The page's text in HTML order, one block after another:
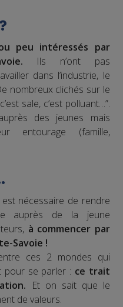
peu intéressés par
Ils n’ont pas
dans l’industrie, le
nombreux clichés sur le
sale, c’est polluant…”.
des jeunes mais
entourage (famille,
nécessaire de rendre
auprès de la jeune
à commencer par
Savoie !
ces 2 mondes qui
pour se parler : ce trait
Et on sait que le
de valeurs.